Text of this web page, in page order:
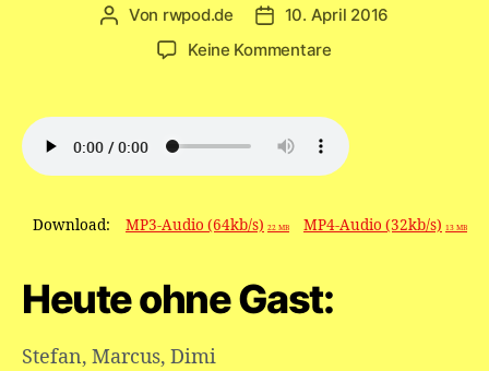
Beitragsautor
Von rwpod.de Veröffentlichungsdatum
10. April 2016
Keine Kommentarezu
–
Sumo
Download: MP3-Audio (64kb/s) 22 MB MP4-Audio (32kb/s) 13 MB
Heute ohne Gast:
Stefan, Marcus, Dimi